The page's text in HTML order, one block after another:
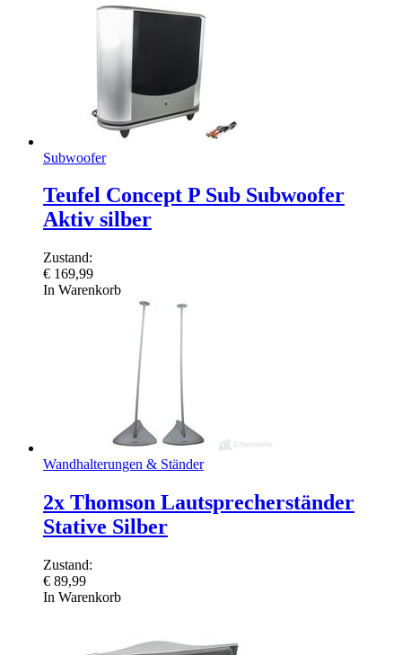
Subwoofer
Teufel Concept P Sub Subwoofer
Aktiv silber
Zustand:
€ 169,99
In Warenkorb
Wandhalterungen & Ständer
2x Thomson Lautsprecherständer
Stative Silber
Zustand:
€ 89,99
In Warenkorb